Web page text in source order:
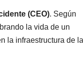
(CEO). Según
la vida de un
la infraestructura de la